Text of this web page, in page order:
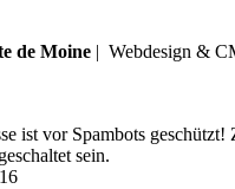
de Moine | Webdesign &
ist vor Spambots geschützt!
sein.